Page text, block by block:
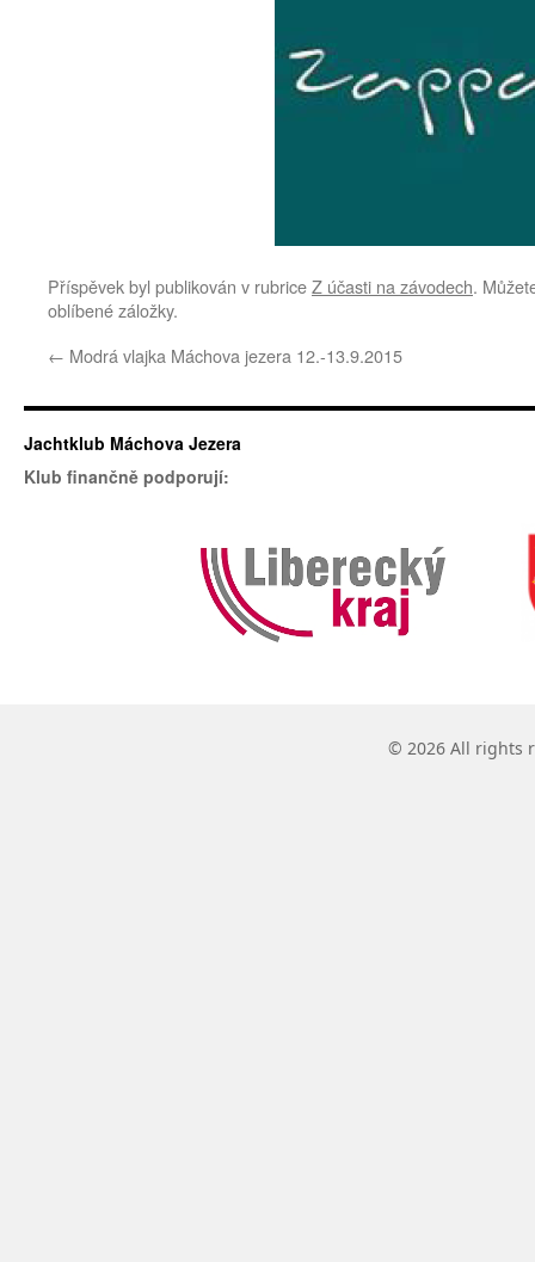
Příspěvek byl publikován v rubriceZ účasti na závodech.
oblíbené záložky.
← Modrá vlajka Máchova jezera 12.-13.9.2015
Jachtklub Máchova Jezera
Klub finančně podporují:
© 2026 All rights